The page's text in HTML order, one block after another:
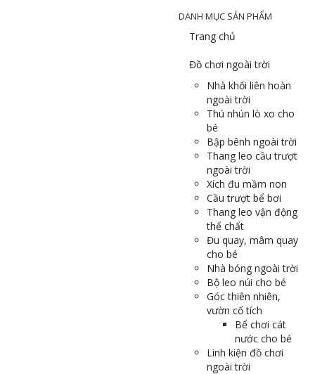
DANH MỤC SẢN PHẨM
Trang chủ
Đồ chơi ngoài trời
Nhà khối liên hoàn
ngoài trời
Thú nhún lò xo cho
bé
Bập bênh ngoài trời
Thang leo cầu trượt
ngoài trời
Xích đu mầm non
Cầu trượt bể bơi
Thang leo vận động
thể chất
Đu quay, mâm quay
cho bé
Nhà bóng ngoài trời
Bộ leo núi cho bé
Góc thiên nhiên,
vườn cổ tích
Bể chơi cát
nước cho bé
Linh kiện đồ chơi
ngoài trời